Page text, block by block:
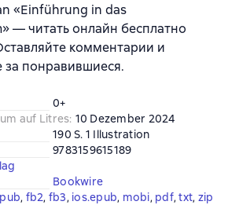
«Einführung in das
— читать онлайн бесплатно
комментарии и
за понравившиеся.
0+
auf Litres: 10 Dezember 2024
190 S. 1 Illustration
9783159615189
Bookwire
, fb2, fb3, ios.epub, mobi, pdf, txt, zip